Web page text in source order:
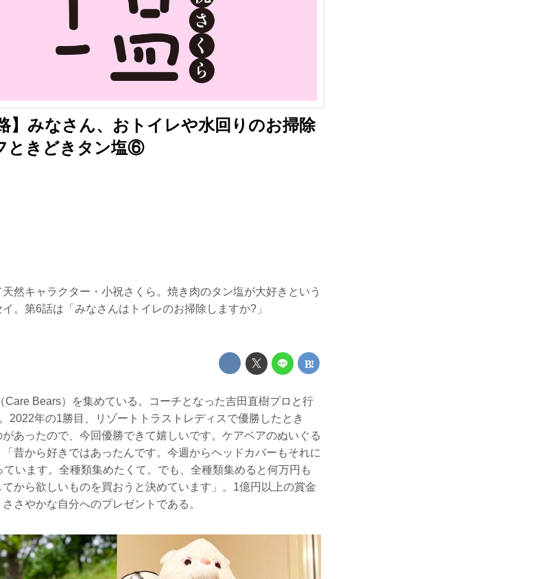
】みなさん、おトイレや水回りのお掃除
ときどきタン塩⑥
然キャラクター・小祝さくら。焼き肉のタン塩が大好きという
。第6話は「みなさんはトイレのお掃除しますか?」
Bears）を集めている。コーチとなった吉田直樹プロと行
2022年の1勝目、リゾートトラストレディスで優勝したとき
あったので、今回優勝できて嬉しいです。ケアベアのぬいぐる
昔から好きではあったんです。今週からヘッドカバーもそれに
います。全種類集めたくて。でも、全種類集めると何万円も
から欲しいものを買おうと決めています」。1億円以上の賞金
さやかな自分へのプレゼントである。